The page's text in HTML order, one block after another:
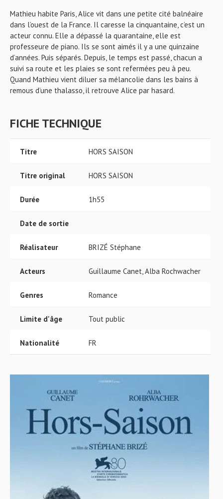
Mathieu habite Paris, Alice vit dans une petite cité balnéaire
dans l’ouest de la France. Il caresse la cinquantaine, c’est un
acteur connu. Elle a dépassé la quarantaine, elle est
professeure de piano. Ils se sont aimés il y a une quinzaine
d’années. Puis séparés. Depuis, le temps est passé, chacun a
suivi sa route et les plaies se sont refermées peu à peu.
Quand Mathieu vient diluer sa mélancolie dans les bains à
remous d’une thalasso, il retrouve Alice par hasard.
FICHE TECHNIQUE
Titre HORS SAISON
Titre original HORS SAISON
Durée 1h55
Date de sortie
Réalisateur BRIZÉ Stéphane
Acteurs Guillaume Canet, Alba Rochwacher
Genres Romance
Limite d'âge Tout public
Nationalité FR